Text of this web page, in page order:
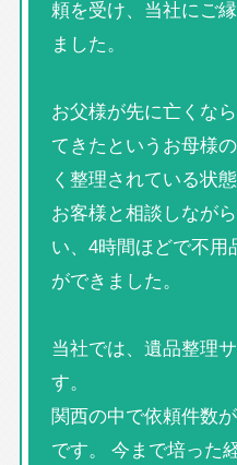
頼を受け、当社にご
ました。
お父様が先に亡くな
てきたというお母様
く整理されている状態
お客様と相談しなが
い、4時間ほどで不用
ができました。
当社では、遺品整理
す。
関西の中で依頼件数
です。 今まで培った